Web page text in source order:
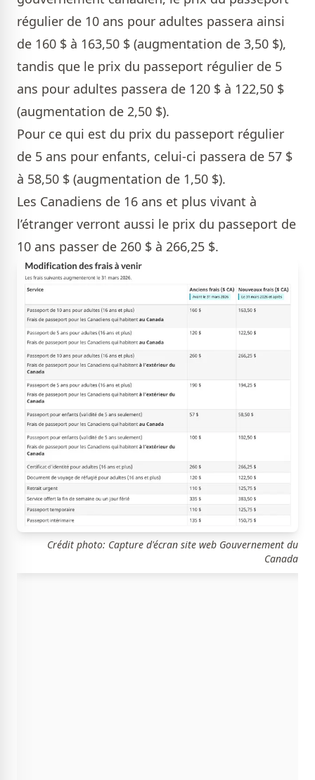
régulier de 10 ans pour adultes passera ainsi
de 160 $ à 163,50 $ (augmentation de 3,50 $),
tandis que le prix du passeport régulier de 5
ans pour adultes passera de 120 $ à 122,50 $
(augmentation de 2,50 $).
Pour ce qui est du prix du passeport régulier
de 5 ans pour enfants, celui-ci passera de 57 $
à 58,50 $ (augmentation de 1,50 $).
Les Canadiens de 16 ans et plus vivant à
l’étranger verront aussi le prix du passeport de
10 ans passer de 260 $ à 266,25 $.
Crédit photo: Capture d'écran site web Gouvernement du
Canada